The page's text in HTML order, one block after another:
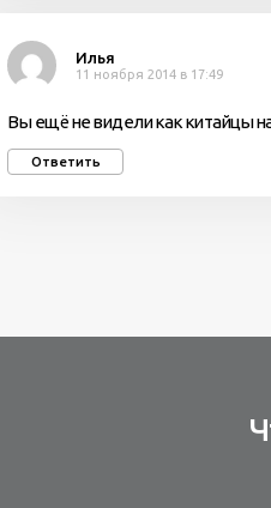
Илья
11 ноября 2014 в 17:49
Вы ещё не видели как китайцы
Ответить